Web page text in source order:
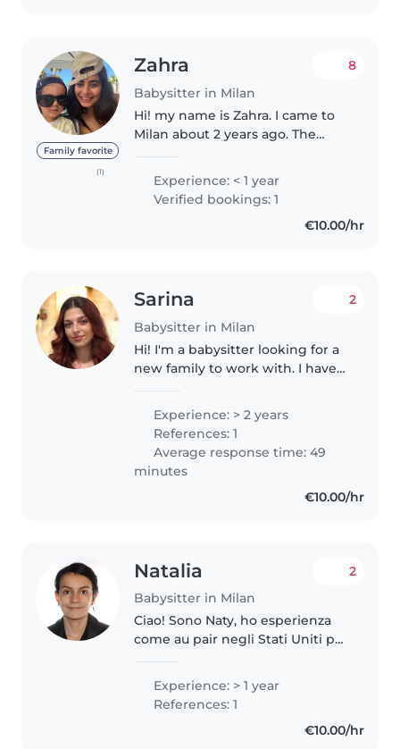
Family favorite
(1)
Zahra
Babysitter in Milan
8
Hi! my name is Zahra. I came to
Milan about 2 years ago. The
nanny is because I love hanging
out with kids, they are amazing,
they think differently and..
Experience: < 1 year
Verified bookings: 1
€10.00/hr
Sarina
Babysitter in Milan
2
Hi! I'm a babysitter looking for a
new family to work with. I have
Politecnico di Milano and am
now working on my thesis...
Experience: > 2 years
References: 1
Average response time: 49
minutes
€10.00/hr
Natalia
Babysitter in Milan
2
Ciao! Sono Naty, ho esperienza
come au pair negli Stati Uniti per
2 ai 12 anni. Ho vissuto in più di 5
paesi e parlo spagnolo, italiano e
Experience: > 1 year
References: 1
€10.00/hr